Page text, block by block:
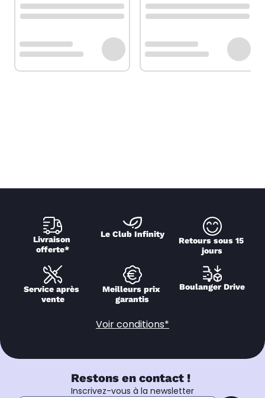
Livraison
offerte*
Le Club Infinity
Retours sous 15
jours
Service après
vente
Meilleurs prix
garantis
Boulanger Drive
Voir conditions*
Restons en contact !
Inscrivez-vous à la newsletter